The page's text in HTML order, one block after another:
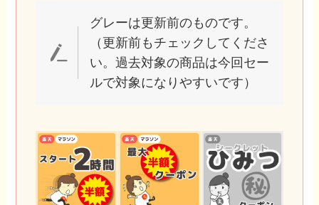
グレーは更新前のものです。
（更新前もチェックしてくださ
い。過去対象の商品は今回セー
ルで対象になりやすいです）